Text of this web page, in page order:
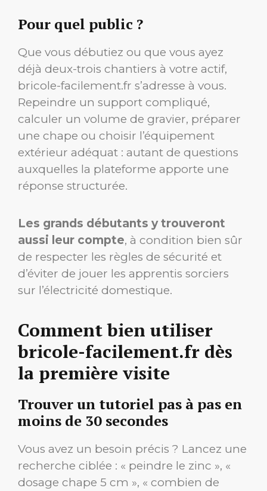
Pour quel public ?
Que vous débutiez ou que vous ayez
déjà deux-trois chantiers à votre actif,
bricole-facilement.fr s’adresse à vous.
Repeindre un support compliqué,
calculer un volume de gravier, préparer
une chape ou choisir l’équipement
extérieur adéquat : autant de questions
auxquelles la plateforme apporte une
réponse structurée.
Les grands débutants y trouveront
aussi leur compte, à condition bien sûr
de respecter les règles de sécurité et
d’éviter de jouer les apprentis sorciers
sur l’électricité domestique.
Comment bien utiliser
bricole-facilement.fr dès
la première visite
Trouver un tutoriel pas à pas en
moins de 30 secondes
Vous avez un besoin précis ? Lancez une
recherche ciblée : « peindre le zinc », «
dosage chape 5 cm », « combien de